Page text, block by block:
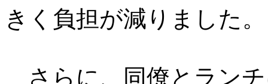
きく負担が減りました。
さらに、同僚とラン